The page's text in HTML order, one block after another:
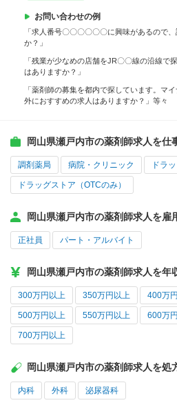
お問い合わせの例
「求人番号〇〇〇〇〇〇に興味があるので
か？」
「残業が少なめの店舗をJR〇〇線の沿線で
はありますか？」
「薬剤師の募集を都内で探しています。マ
外におすすめの求人はありますか？」等々
岡山県瀬戸内市の薬剤師求人を仕
調剤薬局 病院・クリニック ドラ
ドラッグストア（OTCのみ）
岡山県瀬戸内市の薬剤師求人を雇
正社員 パート・アルバイト
岡山県瀬戸内市の薬剤師求人を年
300万円以上 350万円以上 400万
500万円以上 550万円以上 600万
700万円以上
岡山県瀬戸内市の薬剤師求人を処
内科 外科 泌尿器科